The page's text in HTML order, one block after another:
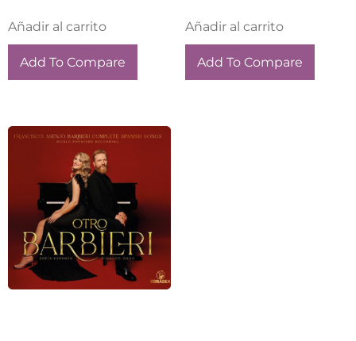
Añadir al carrito
Add To Compare
Añadir al carrito
Add To Compare